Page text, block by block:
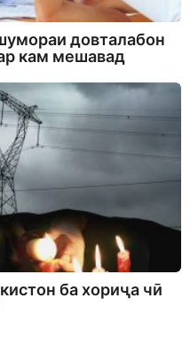
довталабон
кам мешавад
ба хориҷа чӣ